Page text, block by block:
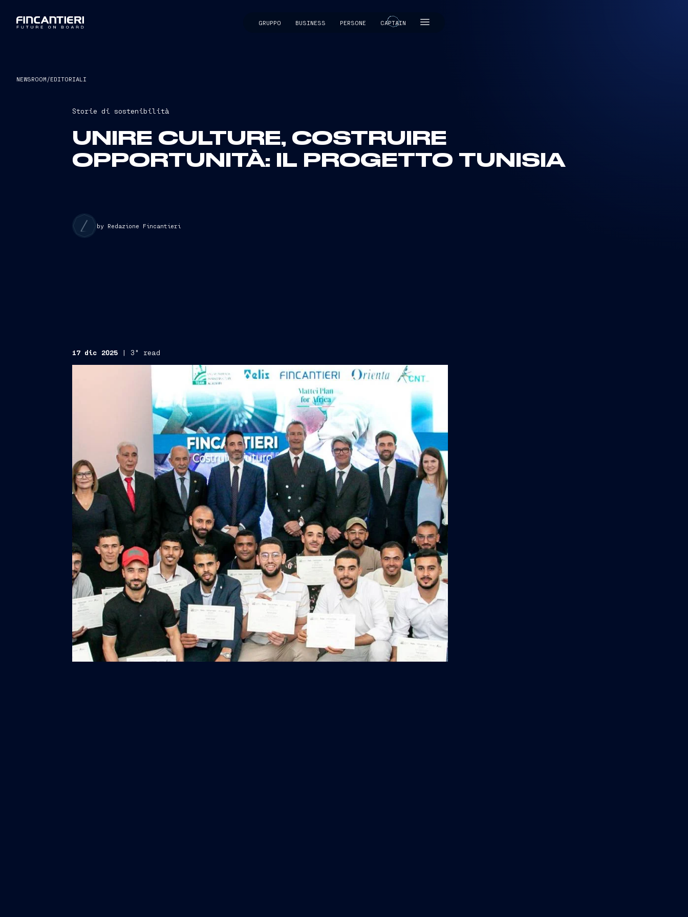
GRUPPO BUSINESS PERSONE CAPTAIN
CAPTAIN
NEWSROOM /EDITORIALI
Storie di sostenibilità
UNIRE CULTURE, COSTRUIRE
OPPORTUNITÀ: IL PROGETTO TUNISIA
by Redazione Fincantieri
17 dic 2025 | 3" read